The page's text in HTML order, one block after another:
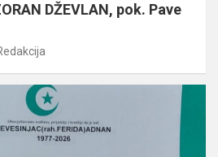
DŽEVLAN, pok. Pave